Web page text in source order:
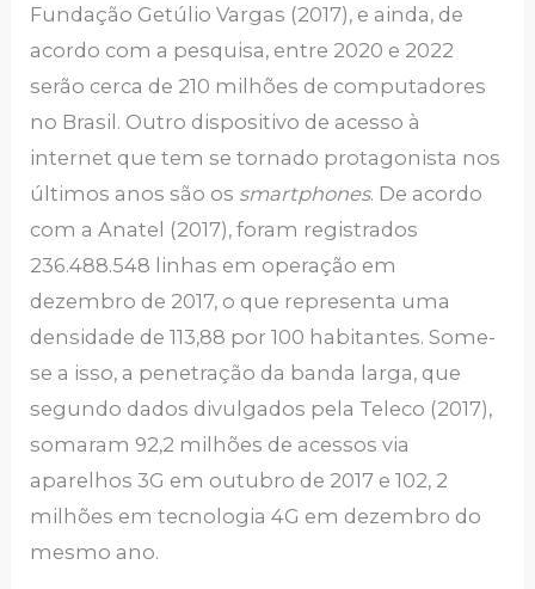
Fundação Getúlio Vargas (2017), e ainda, de
acordo com a pesquisa, entre 2020 e 2022
serão cerca de 210 milhões de computadores
no Brasil. Outro dispositivo de acesso à
internet que tem se tornado protagonista nos
últimos anos são os smartphones. De acordo
com a Anatel (2017), foram registrados
236.488.548 linhas em operação em
dezembro de 2017, o que representa uma
densidade de 113,88 por 100 habitantes. Some-
se a isso, a penetração da banda larga, que
segundo dados divulgados pela Teleco (2017),
somaram 92,2 milhões de acessos via
aparelhos 3G em outubro de 2017 e 102, 2
milhões em tecnologia 4G em dezembro do
mesmo ano.